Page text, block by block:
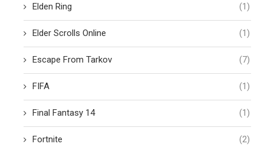
Elden Ring (1)
Elder Scrolls Online (1)
Escape From Tarkov (7)
FIFA (1)
Final Fantasy 14 (1)
Fortnite (2)